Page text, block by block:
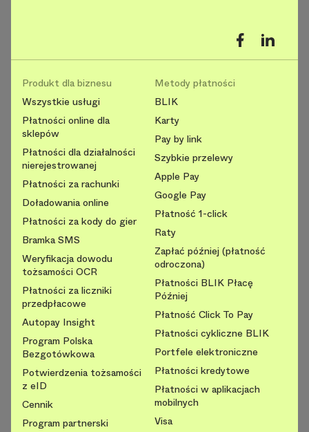
Produkt dla biznesu
Wszystkie usługi
Płatności online dla
sklepów
Płatności dla działalności
nierejestrowanej
Płatności za rachunki
Doładowania online
Płatności za kody do gier
Bramka SMS
Weryfikacja dowodu
tożsamości OCR
Płatności za liczniki
przedpłacowe
Autopay Insight
Program Polska
Bezgotówkowa
Potwierdzenia tożsamości
z eID
Cennik
Program partnerski
Metody płatności
BLIK
Karty
Pay by link
Szybkie przelewy
Apple Pay
Google Pay
Płatność 1-click
Raty
Zapłać później (płatność
odroczona)
Płatności BLIK Płacę
Później
Płatność Click To Pay
Płatności cykliczne BLIK
Portfele elektroniczne
Płatności kredytowe
Płatności w aplikacjach
mobilnych
Visa